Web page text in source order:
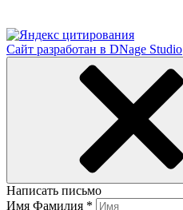
Сайт разработан в DNage Studio
Написать письмо
Имя Фамилия *